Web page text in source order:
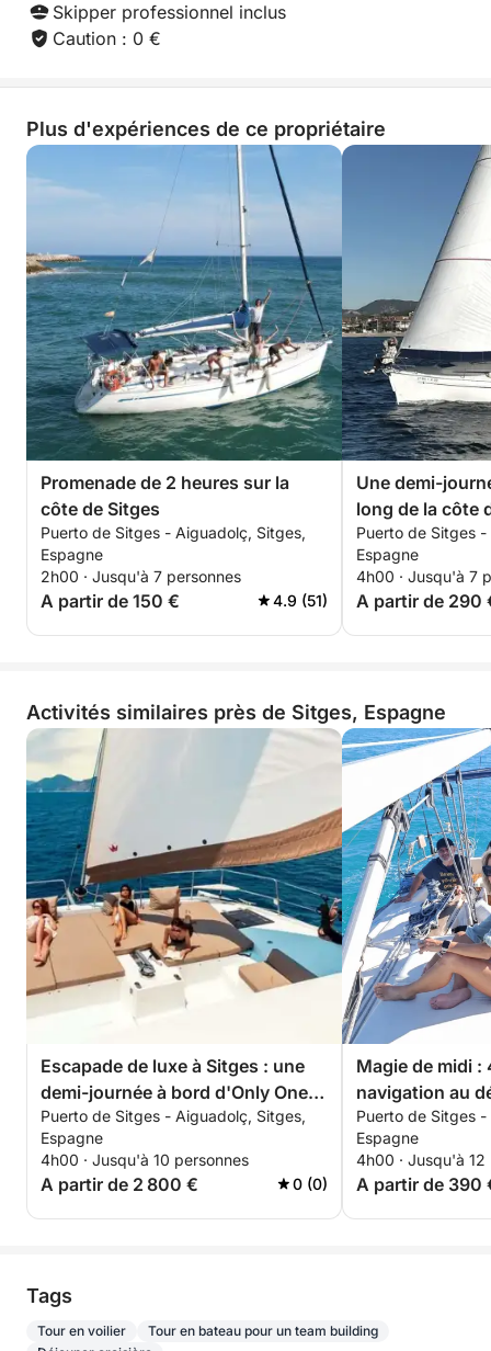
Skipper professionnel inclus
Caution : 0 €
Plus d'expériences de ce propriétaire
Promenade de 2 heures sur la
côte de Sitges
Puerto de Sitges - Aiguadolç, Sitges,
Espagne
2h00 · Jusqu'à 7 personnes
A partir de 150 € 4.9 (51)
Une demi-
long de la côte
Puerto de Sitges
Espagne
4h00 · Jusqu'à 7
A partir de 290
Activités similaires près de Sitges, Espagne
Escapade de luxe à Sitges : une
demi-journée à bord d'Only One
Life
Puerto de Sitges - Aiguadolç, Sitges,
Espagne
4h00 · Jusqu'à 10 personnes
A partir de 2 800 € 0 (0)
Magie de midi :
navigation au
Sitges
Puerto de Sitges
Espagne
4h00 · Jusqu'à 12
A partir de 390
Tags
Tour en voilier
Tour en bateau pour un team building